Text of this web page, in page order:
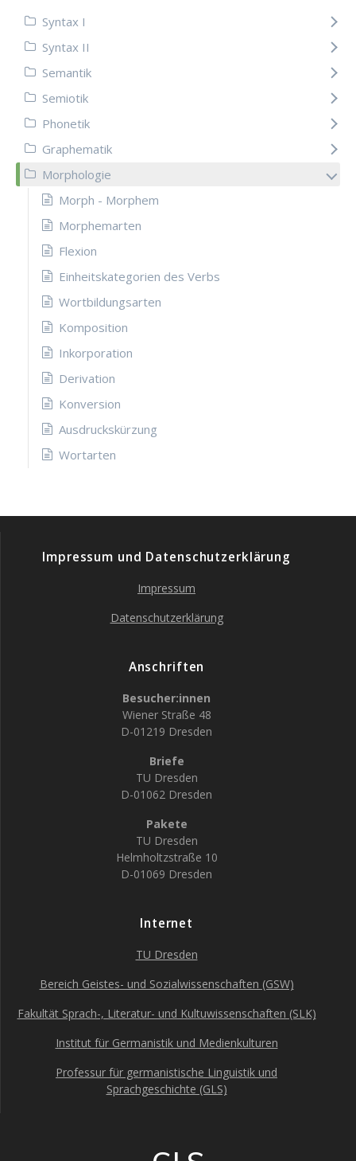
Syntax I
Syntax II
Semantik
Semiotik
Phonetik
Graphematik
Morphologie
Morph - Morphem
Morphemarten
Flexion
Einheitskategorien des Verbs
Wortbildungsarten
Komposition
Inkorporation
Derivation
Konversion
Ausdruckskürzung
Wortarten
Impressum und Datenschutzerklärung
Impressum
Datenschutzerklärung
Anschriften
Besucher:innen
Wiener Straße 48
D-01219 Dresden
Briefe
TU Dresden
D-01062 Dresden
Pakete
TU Dresden
Helmholtzstraße 10
D-01069 Dresden
Internet
TU Dresden
Bereich Geistes- und Sozialwissenschaften (GSW)
Fakultät Sprach-, Literatur- und Kultuwissenschaften (SLK)
Institut für Germanistik und Medienkulturen
Professur für germanistische Linguistik und
Sprachgeschichte (GLS)